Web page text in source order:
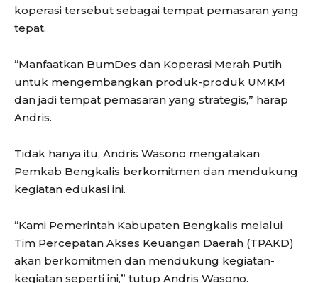
koperasi tersebut sebagai tempat pemasaran yang
tepat.
“Manfaatkan BumDes dan Koperasi Merah Putih
untuk mengembangkan produk-produk UMKM
dan jadi tempat pemasaran yang strategis,” harap
Andris.
Tidak hanya itu, Andris Wasono mengatakan
Pemkab Bengkalis berkomitmen dan mendukung
kegiatan edukasi ini.
“Kami Pemerintah Kabupaten Bengkalis melalui
Tim Percepatan Akses Keuangan Daerah (TPAKD)
akan berkomitmen dan mendukung kegiatan-
kegiatan seperti ini,” tutup Andris Wasono.